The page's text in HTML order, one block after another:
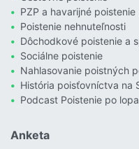
PZP a havarijné poistenie
Poistenie nehnuteľnosti
Dôchodkové poistenie a
Sociálne poistenie
Nahlasovanie poistných
História poisťovníctva na
Podcast Poistenie po
Anketa